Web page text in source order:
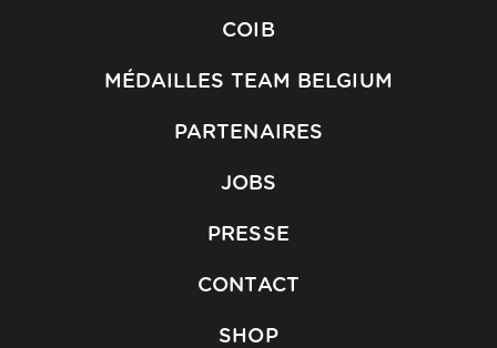
COIB
MÉDAILLES TEAM BELGIUM
PARTENAIRES
JOBS
PRESSE
CONTACT
SHOP